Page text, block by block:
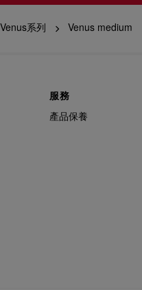
Venus系列 Venus medium
服務
產品保養